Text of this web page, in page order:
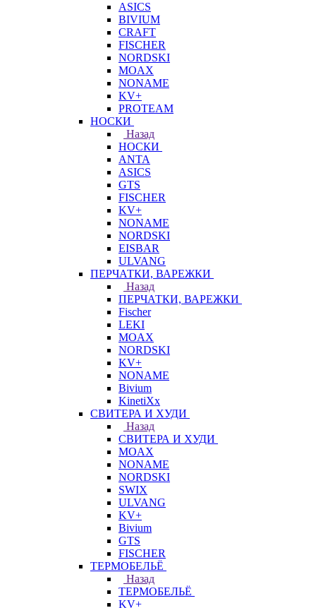
ASICS
BIVIUM
CRAFT
FISCHER
NORDSKI
MOAX
NONAME
KV+
PROTEAM
НОСКИ
Назад
НОСКИ
ANTA
ASICS
GTS
FISCHER
KV+
NONAME
NORDSKI
EISBAR
ULVANG
ПЕРЧАТКИ, ВАРЕЖКИ
Назад
ПЕРЧАТКИ, ВАРЕЖКИ
Fischer
LEKI
MOAX
NORDSKI
KV+
NONAME
Bivium
KinetiXx
СВИТЕРА И ХУДИ
Назад
СВИТЕРА И ХУДИ
MOAX
NONAME
NORDSKI
SWIX
ULVANG
KV+
Bivium
GTS
FISCHER
ТЕРМОБЕЛЬЁ
Назад
ТЕРМОБЕЛЬЁ
KV+